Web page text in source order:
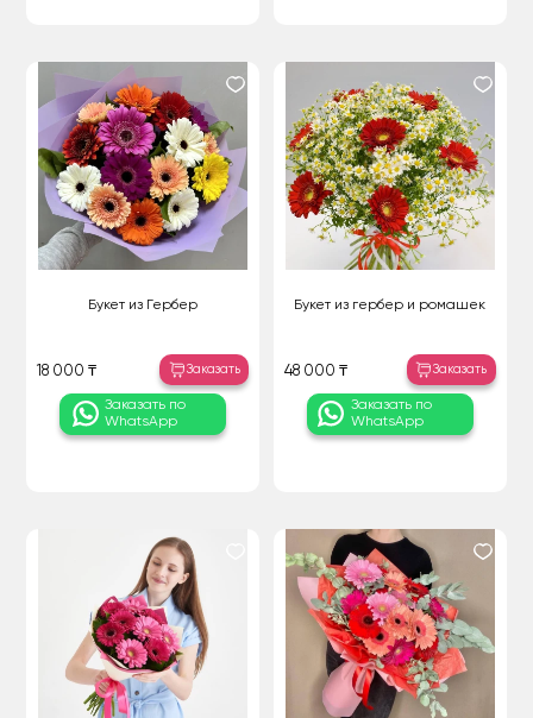
Букет из Гербер
18 000 ₸ Заказать
Заказать по
WhatsApp
Букет из гербер и ромашек
48 000 ₸ Заказать
Заказать по
WhatsApp